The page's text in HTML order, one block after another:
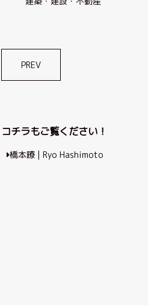
稿
ー
PREV
コチラもご覧ください！
橋本暸 | Ryo Hashimoto